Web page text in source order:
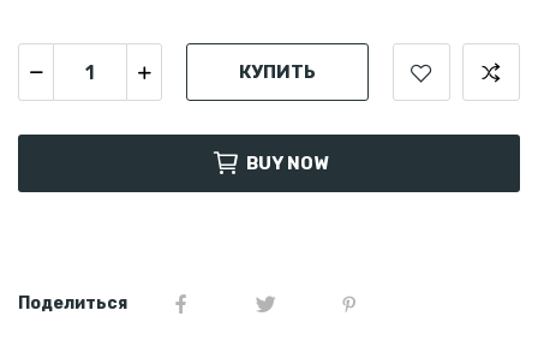
КУПИТЬ
BUY NOW
Поделиться